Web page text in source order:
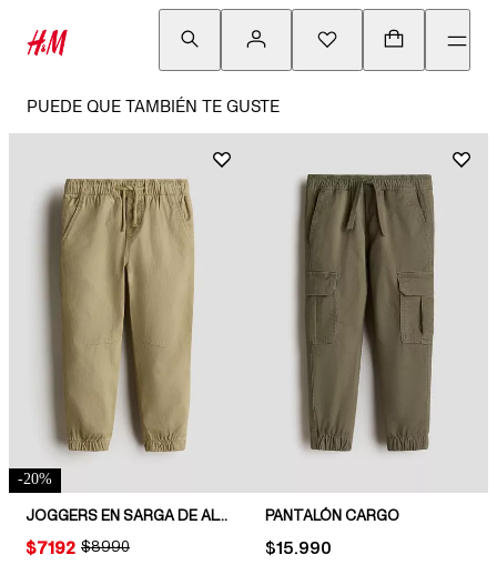
PUEDE QUE TAMBIÉN TE GUSTE
-20%
JOGGERS EN SARGA DE ALGODÓN
ORIGINAL PRICE:
$8990
PRICE:
$7192
PANTALÓN CARGO
PRICE:
$15.990